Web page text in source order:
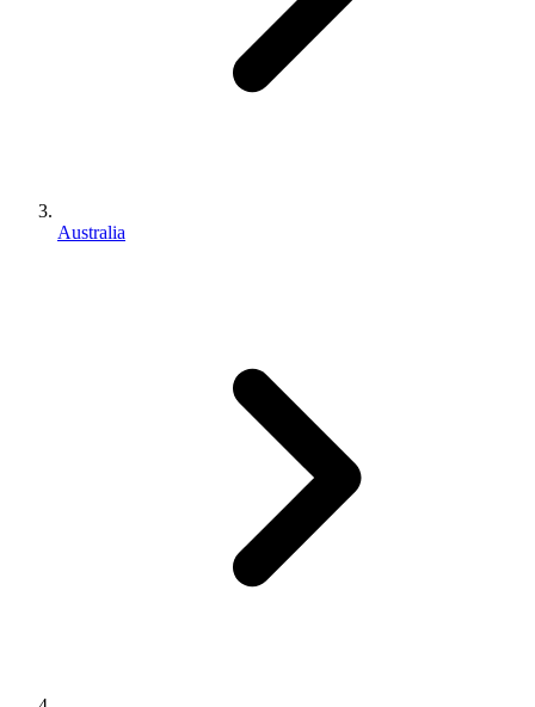
Australia